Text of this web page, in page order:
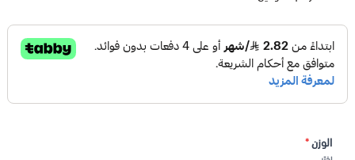
فوائد الكمون المغلي
تنبع فوائد الكمون المغلي من خصائص هذا المشروب المضادة
للالتهابات والأكسدة، كما أنه مضاد للبكتيريا ومعقم جيد، بالتالي
ينعكس تناوله بشكل إيجابي على الصحة، إليك أهم فوائد الكمون
الوزن*